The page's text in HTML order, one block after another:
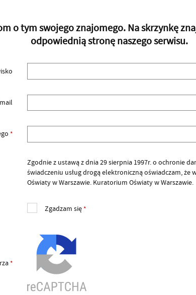
o tym swojego znajomego. Na skrzynkę
odpowiednią stronę naszego serwisu.
*
Zgodnie z ustawą z dnia 29 sierpnia 1997r. o ochronie
świadczeniu usług drogą elektroniczną oświadczam,
Oświaty w Warszawie. Kuratorium Oświaty w Warszawie.
Zgadzam się*
*